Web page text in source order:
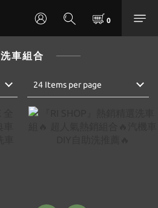
洗車組合
24 Items per page